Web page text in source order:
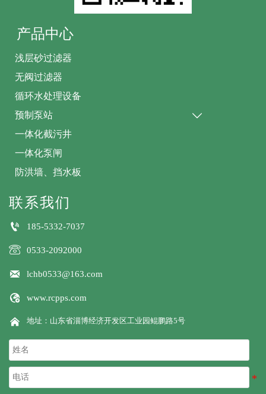
产品中心
浅层砂过滤器
无阀过滤器
循环水处理设备
预制泵站

一体化截污井
一体化泵闸
防洪墙、挡水板
联系我们
 185-5332-7037
 0533-2092000
 lchb0533@163.com
 www.rcpps.com
 地址：山东省淄博经济开发区工业园鲲鹏路5号